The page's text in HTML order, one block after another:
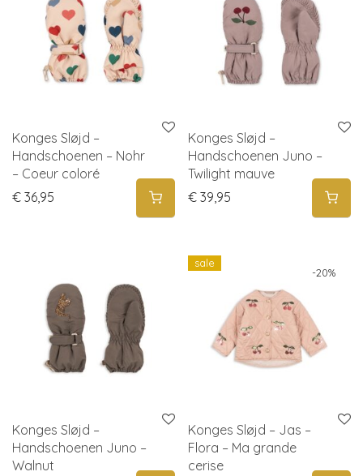
Konges Sløjd –
Handschoenen – Nohr
– Coeur coloré
€ 36,95
Konges Sløjd –
Handschoenen Juno –
Twilight mauve
€ 39,95
Konges Sløjd –
Handschoenen Juno –
Walnut
-20%
sale
Konges Sløjd – Jas –
Flora – Ma grande
cerise